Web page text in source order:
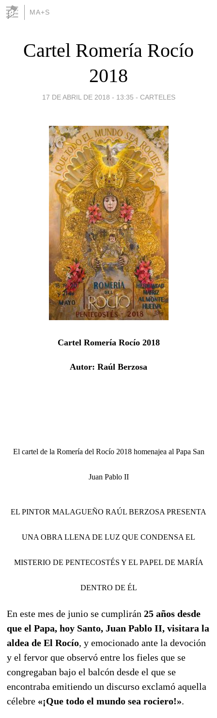
MA+S
Cartel Romería Rocío
2018
17 DE ABRIL DE 2018 - 13:35 - CARTELES
Cartel Romería Rocío 2018
Autor: Raúl Berzosa
El cartel de la Romería del Rocío 2018 homenajea al Papa San
Juan Pablo II
EL PINTOR MALAGUEÑO RAÚL BERZOSA PRESENTA
UNA OBRA LLENA DE LUZ QUE CONDENSA EL
MISTERIO DE PENTECOSTÉS Y EL PAPEL DE MARÍA
DENTRO DE ÉL
En este mes de junio se cumplirán 25 años desde
que el Papa, hoy Santo, Juan Pablo II, visitara la
aldea de El Rocío, y emocionado ante la devoción
y el fervor que observó entre los fieles que se
congregaban bajo el balcón desde el que se
encontraba emitiendo un discurso exclamó aquella
célebre «¡Que todo el mundo sea rociero!».